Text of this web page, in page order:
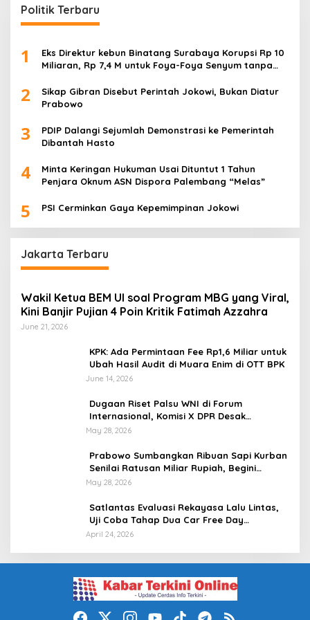
Politik Terbaru
1
Eks Direktur kebun Binatang Surabaya Korupsi Rp 10
Miliaran, Rp 7,4 M untuk Foya-Foya Senyum tanpa
2
Sikap Gibran Disebut Perintah Jokowi, Bukan Diatur
Prabowo
3
PDIP Dalangi Sejumlah Demonstrasi ke Pemerintah
Dibantah Hasto
4
Minta Keringan Hukuman Usai Dituntut 1 Tahun
Penjara Oknum ASN Dispora Palembang “Melas”
5 PSI Cerminkan Gaya Kepemimpinan Jokowi
Jakarta Terbaru
Wakil Ketua BEM UI soal Program MBG yang Viral,
Kini Banjir Pujian 4 Poin Kritik Fatimah Azzahra
June 21, 2026
KPK: Ada Permintaan Fee Rp1,6 Miliar untuk
Ubah Hasil Audit di Muara Enim di OTT BPK
June 14, 2026
Dugaan Riset Palsu WNI di Forum
Internasional, Komisi X DPR Desak
Investigasi dan Penegakan Sanksi Etik
May 28, 2026
Prabowo Sumbangkan Ribuan Sapi Kurban
Senilai Ratusan Miliar Rupiah, Begini
Tanggapan Menkeu Purbaya
May 28, 2026
Satlantas Evaluasi Rekayasa Lalu Lintas,
Uji Coba Tahap Dua Car Free Day
Palembang Diundur
April 24, 2026